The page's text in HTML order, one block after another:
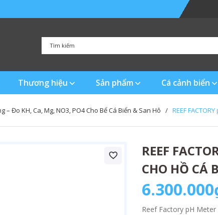
Thương hiệu Sản phẩm Cá cảnh biển
Đo KH, Ca, Mg, NO3, PO4 Cho Bể Cá Biển & San Hô / REEF
REEF
CHO HỒ CÁ
Reef Factory pH